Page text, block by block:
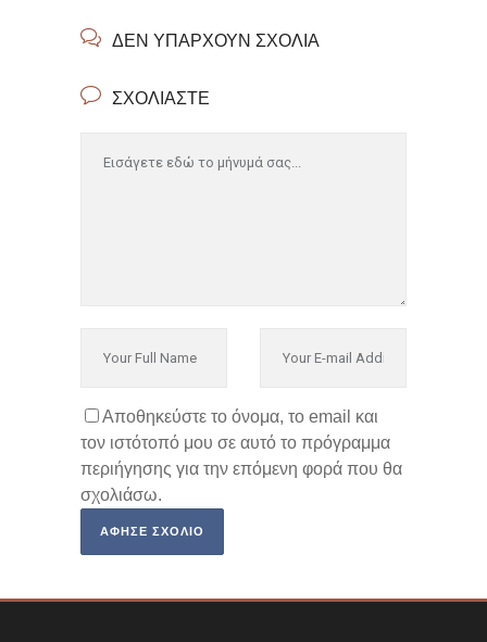
ΔΕΝ ΥΠΆΡΧΟΥΝ ΣΧΌΛΙΑ
ΣΧΟΛΙΆΣΤΕ
Αποθηκεύστε το όνομα, το email και
τον ιστότοπό μου σε αυτό το πρόγραμμα
περιήγησης για την επόμενη φορά που θα
σχολιάσω.